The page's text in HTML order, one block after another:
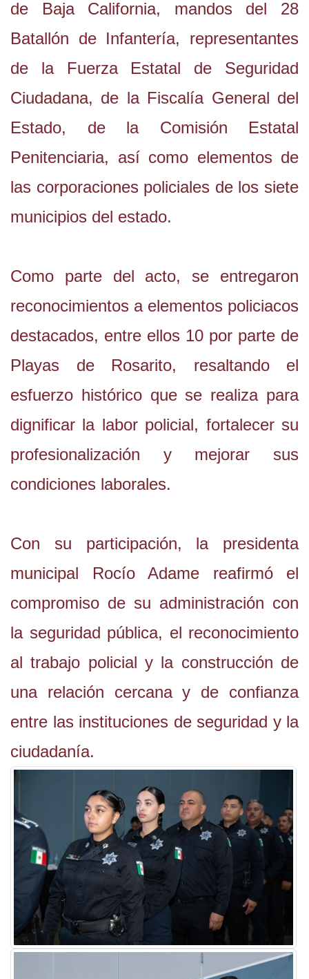
de Baja California, mandos del 28
Batallón de Infantería, representantes
de la Fuerza Estatal de Seguridad
Ciudadana, de la Fiscalía General del
Estado, de la Comisión Estatal
Penitenciaria, así como elementos de
las corporaciones policiales de los siete
municipios del estado.
Como parte del acto, se entregaron
reconocimientos a elementos policiacos
destacados, entre ellos 10 por parte de
Playas de Rosarito, resaltando el
esfuerzo histórico que se realiza para
dignificar la labor policial, fortalecer su
profesionalización y mejorar sus
condiciones laborales.
Con su participación, la presidenta
municipal Rocío Adame reafirmó el
compromiso de su administración con
la seguridad pública, el reconocimiento
al trabajo policial y la construcción de
una relación cercana y de confianza
entre las instituciones de seguridad y la
ciudadanía.